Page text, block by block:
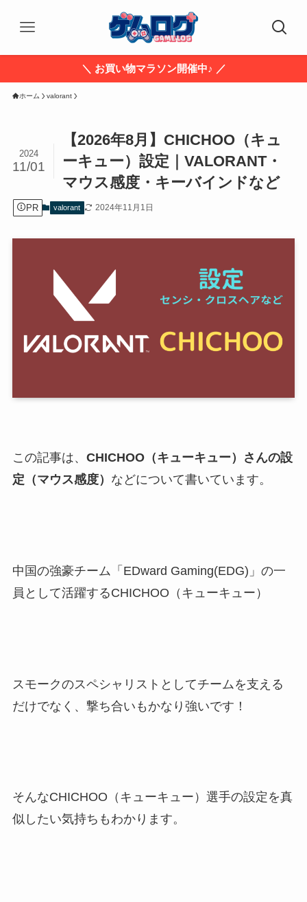
＼ お買い物マラソン開催中♪ ／
ホーム valorant
【2026年8月】CHICHOO（キュ
ーキュー）設定｜VALORANT・
マウス感度・キーバインドなど
2024
11/01
PR valorant 2024年11月1日
この記事は、 CHICHOO（キューキュー）さんの設
定（マウス感度） などについて書いています。
中国の強豪チーム「EDward Gaming(EDG)」の一
員として活躍するCHICHOO（キューキュー）
スモークのスペシャリストとしてチームを支える
だけでなく、撃ち合いもかなり強いです！
そんなCHICHOO（キューキュー）選手の設定を真
似したい気持ちもわかります。